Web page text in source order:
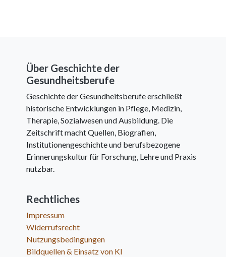
Über Geschichte der
Gesundheitsberufe
Geschichte der Gesundheitsberufe erschließt
historische Entwicklungen in Pflege, Medizin,
Therapie, Sozialwesen und Ausbildung. Die
Zeitschrift macht Quellen, Biografien,
Institutionengeschichte und berufsbezogene
Erinnerungskultur für Forschung, Lehre und Praxis
nutzbar.
Rechtliches
Impressum
Widerrufsrecht
Nutzungsbedingungen
Bildquellen & Einsatz von KI